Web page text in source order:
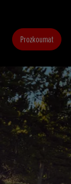
Prozkoumat